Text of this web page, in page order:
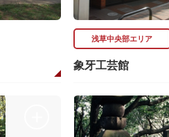
浅草中央部エリア
象牙工芸館